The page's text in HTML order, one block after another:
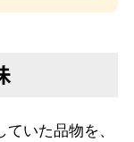
いた品物を、